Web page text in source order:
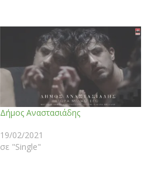
Δήμος Αναστασιάδης
19/02/2021
σε "Single"